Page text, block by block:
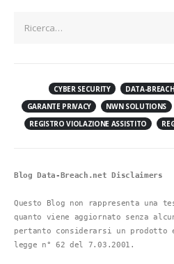
CYBER SECURITY DATA-BREACH
REGISTRO VIOLAZIONE ASSISTITO